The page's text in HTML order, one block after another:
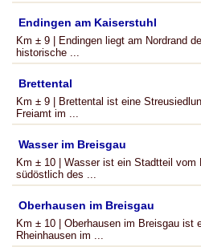
Endingen am Kaiserstuhl
Km ± 9 | Endingen liegt am Nordrand
historische ...
Brettental
Km ± 9 | Brettental ist eine
Freiamt im ...
Wasser im Breisgau
Km ± 10 | Wasser ist ein Stadtteil vom
südöstlich des ...
Oberhausen im Breisgau
Km ± 10 | Oberhausen im Breisgau ist
Rheinhausen im ...